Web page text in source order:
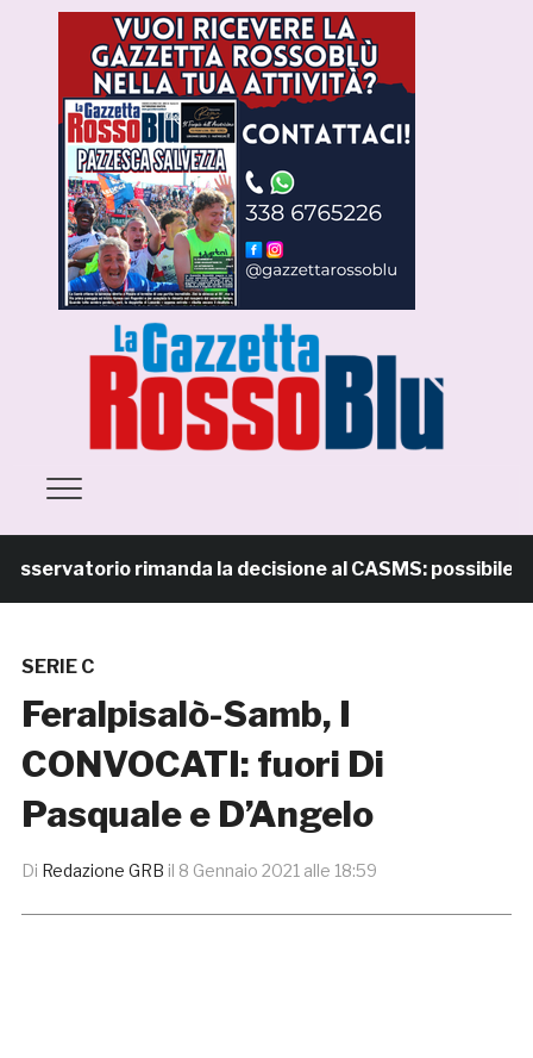
rimanda la decisione al CASMS: possibile
SERIE C
Feralpisalò-Samb, I
CONVOCATI: fuori Di
Pasquale e D’Angelo
Di Redazione GRB il 8 Gennaio 2021 alle 18:59